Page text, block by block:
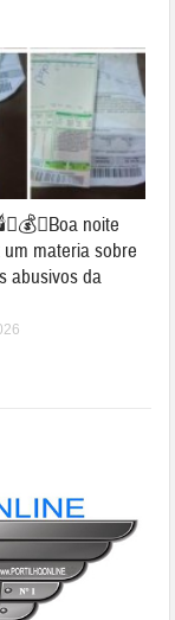
noite
materia sobre
abusivos da